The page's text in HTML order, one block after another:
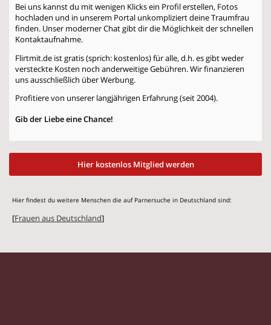
Bei uns kannst du mit wenigen Klicks ein Profil erstellen, Fotos
hochladen und in unserem Portal unkompliziert deine Traumfrau
finden. Unser moderner Chat gibt dir die Möglichkeit der schnellen
Kontaktaufnahme.
Flirtmit.de ist gratis (sprich: kostenlos) für alle, d.h. es gibt weder
versteckte Kosten noch anderweitige Gebühren. Wir finanzieren
uns ausschließlich über Werbung.
Profitiere von unserer langjährigen Erfahrung (seit 2004).
Gib der Liebe eine Chance!
Hier kostenlos Mitglied werden
Hier findest du weitere Menschen die auf Parnersuche in Deutschland sind:
[Frauen aus Deutschland]